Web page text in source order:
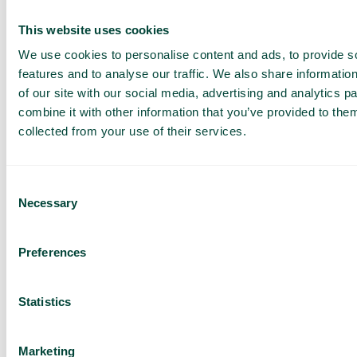
This website uses cookies
We use cookies to personalise content and ads, to provide
features and to analyse our traffic. We also share
of our site with our social media, advertising and analytics
combine it with other information that you’ve provided to
collected from your use of their services.
Selection
Necessary
Preferences
Statistics
Marketing
Få en
skræddersyet
demo og et
tjenester
Udforsk mulighederne